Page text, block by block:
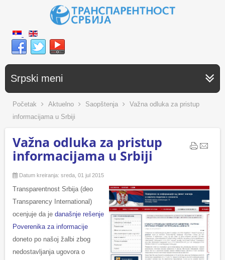
Srpski meni
Početak Aktuelno Saopštenja
Važna odluka za pristup
informacijama u Srbiji
Važna odluka za pristup
informacijama u Srbiji
Datum kreiranja: sreda, 01 jul 2015
Transparentnost Srbija (deo
Transparency International)
ocenjuje da je današnje rešenje
Poverenika za informacije
doneto po našoj žalbi zbog
nedostavljanja ugovora o